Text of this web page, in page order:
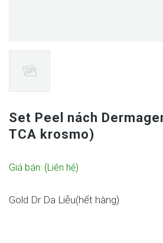
Set Peel nách
TCA krosmo)
Giá bán: (Liên hệ)
Gold Dr Da Liễu(hết hàng)